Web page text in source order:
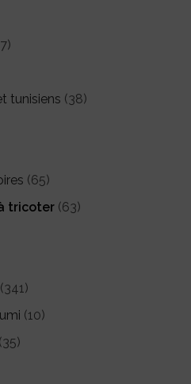
tunisiens (38)
(65)
tricoter (63)
(341)
(10)
(35)